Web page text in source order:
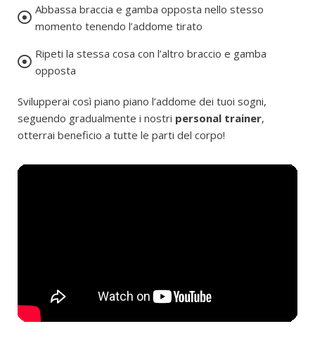
Abbassa braccia e gamba opposta nello stesso
momento tenendo l’addome tirato
Ripeti la stessa cosa con l’altro braccio e gamba
opposta
Svilupperai così piano piano l’addome dei tuoi sogni,
seguendo gradualmente i nostri personal trainer,
otterrai beneficio a tutte le parti del corpo!